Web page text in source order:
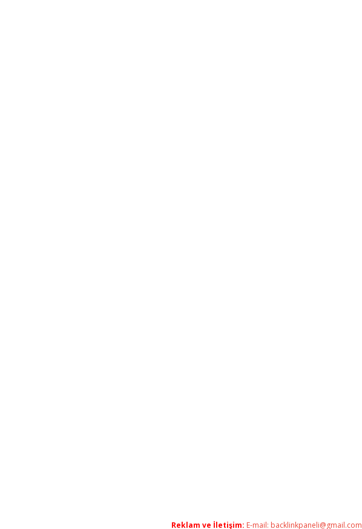
Reklam ve İletişim: E-mail: backlinkpaneli@gmail.com